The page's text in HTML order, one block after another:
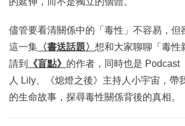
儘管要看清關係中的「毒性」不容易，但
這一集 〈書送話題〉 想和大家聊聊「毒性
請到
《盲點》 的作者，同時也是 Podcast
人 Lily、《熄燈之後》主持人小宇宙，帶
的生命故事，探尋毒性關係背後的真相。